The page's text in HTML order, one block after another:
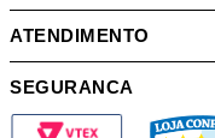
ATENDIMENTO
SEGURANCA